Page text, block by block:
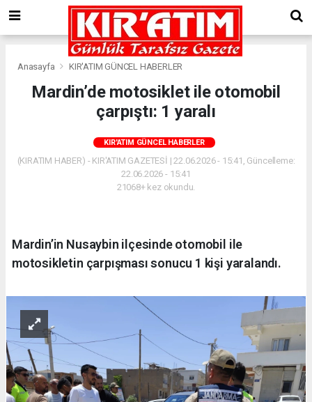
Anasayfa KIR'ATIM GÜNCEL HABERLER
Mardin’de motosiklet ile otomobil
çarpıştı: 1 yaralı
KIR'ATIM GÜNCEL HABERLER
(KIRATIM HABER) - KIR'ATIM GAZETESİ | 22.06.2026 - 15:41, Güncelleme:
22.06.2026 - 15:41
21068+ kez okundu.
Mardin’in Nusaybin ilçesinde otomobil ile
motosikletin çarpışması sonucu 1 kişi yaralandı.